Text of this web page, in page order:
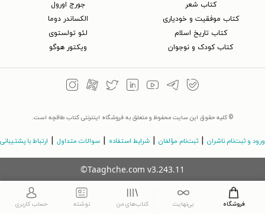
کتاب شعر
کتاب موفقیت و خودیاری
کتاب تاریخ اسلام
کتاب کودک و نوجوان
جورج اورول
الکساندر دوما
لئو تولستوی
ویکتور هوگو
© کلیه حقوق این سایت محفوظ و متعلق به فروشگاه اینترنتی کتاب طاقچه است.
ورود و ثبت‌نام ناشران ثبت‌نام مؤلفان شرایط استفاده سوالات متداول ارتباط با پشتیبانی
©Taaghche.com v3.243.11
فروشگاه بی‌نهایت کتاب‌های من نوشته حساب کاربری